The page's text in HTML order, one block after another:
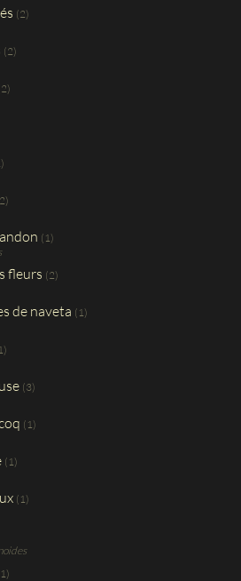
(2)
(2)
(1)
fleurs (2)
de naveta (1)
(3)
(1)
(1)
(1)